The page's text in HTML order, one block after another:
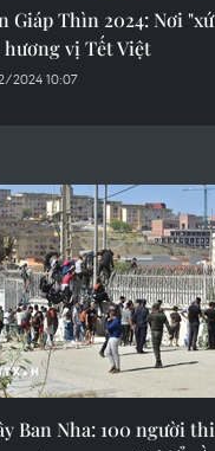
Giáp Thìn 2024: Nơi
vị Tết Việt
2024 10:07
Ban Nha: 100 người